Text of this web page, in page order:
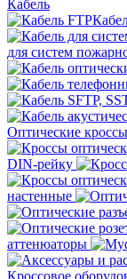
Кабель
для систем
Оптические
DIN-рейку
настенные
аттенюаторы
Кроссовое